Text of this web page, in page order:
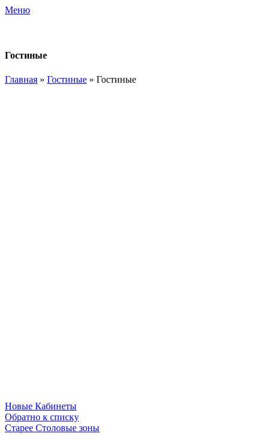
Меню
Гостиные
Главная » Гостиные » Гостиные
Новые Кабинеты
Обратно к списку
Старее Столовые зоны